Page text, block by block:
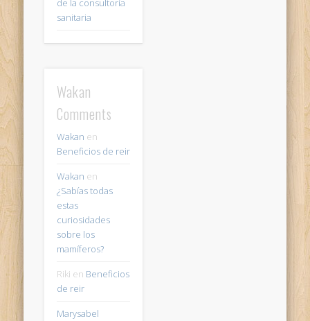
de la consultoría
sanitaria
Wakan
Comments
Wakan en
Beneficios de reir
Wakan en
¿Sabías todas
estas
curiosidades
sobre los
mamíferos?
Riki en Beneficios
de reir
Marysabel